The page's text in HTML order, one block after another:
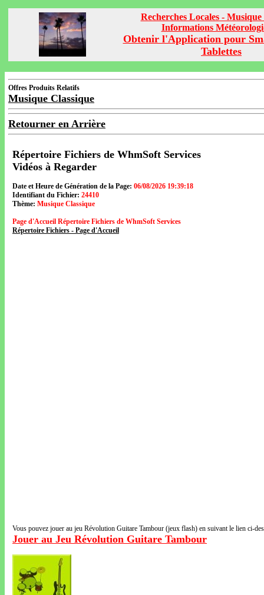
Recherches Locales - Musique
Informations
Obtenir l'Application pour
Tablettes
Offres Produits Relatifs
Musique Classique
Retourner en Arrière
Répertoire Fichiers de WhmSoft Services
Vidéos à Regarder
Date et Heure de Génération de la Page: 06/08/2026 19:39:18
Identifiant du Fichier: 24410
Thème: Musique Classique
Page d'Accueil Répertoire Fichiers de WhmSoft Services
Répertoire Fichiers - Page d'Accueil
Vous pouvez jouer au jeu Révolution Guitare Tambour (jeux flash) en suivant le lien ci-
Jouer au Jeu Révolution Guitare Tambour